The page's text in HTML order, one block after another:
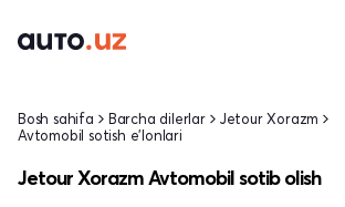
Bosh sahifa Barcha dilerlar
Jetour Xorazm
Avtomobil sotish e'lonlari
Jetour Xorazm Avtomobil sotib olish